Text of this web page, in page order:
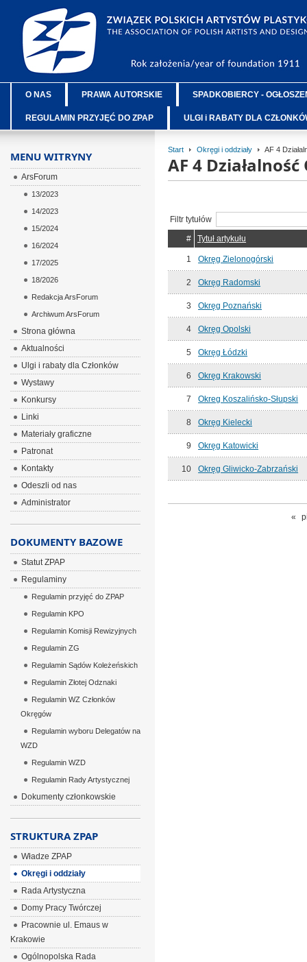
O NAS PRAWA AUTORSKIE SPADKOBIERCY -
REGULAMIN PRZYJĘĆ DO ZPAP ULGI i RABATY DLA
Start Okręgi i oddziały AF 4
AF 4
Filtr tytułów
#
Tytuł artykułu
1 Okręg Zielonogórski
2 Okręg Radomski
3 Okręg Poznański
4 Okręg Opolski
5 Okręg Łódzki
6 Okręg Krakowski
7 Okreg Koszalińsko-Słupski
8 Okręg Kielecki
9 Okręg Katowicki
10 Okręg Gliwicko-Zabrzański
«
MENU WITRYNY
ArsForum
13/2023
14/2023
15/2024
16/2024
17/2025
18/2026
Redakcja ArsForum
Archiwum ArsForum
Strona główna
Aktualności
Ulgi i rabaty dla Członków
Wystawy
Konkursy
Linki
Materiały graficzne
Patronat
Kontakty
Odeszli od nas
Administrator
DOKUMENTY BAZOWE
Statut ZPAP
Regulaminy
Regulamin przyjęć do ZPAP
Regulamin KPO
Regulamin Komisji Rewizyjnych
Regulamin ZG
Regulamin Sądów Koleżeńskich
Regulamin Złotej Odznaki
Regulamin WZ Członków
Okręgów
Regulamin wyboru Delegatów na
WZD
Regulamin WZD
Regulamin Rady Artystycznej
Dokumenty członkowskie
STRUKTURA ZPAP
Władze ZPAP
Okręgi i oddziały
Rada Artystyczna
Domy Pracy Twórczej
Pracownie ul. Emaus w
Krakowie
Ogólnopolska Rada